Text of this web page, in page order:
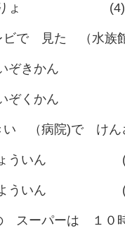
りょ (4) ゆ
ビで 見た （水族
いぞきかん
いぞくかん
い （病院)で けん
ょういん (2)
よういん (4)
スーパーは １０